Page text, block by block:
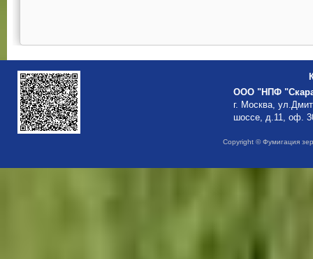
ООО "НПФ
г. Москва,
шоссе, д.11, оф.
Copyright © Фумигация